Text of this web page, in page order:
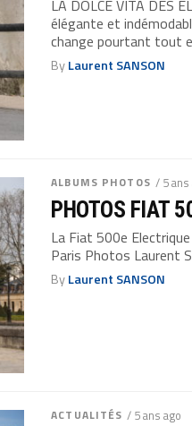
LA DOLCE VITA DES
élégante et
change pourtant tout
ByLaurent SANSON
ALBUMS PHOTOS / 5 ans
PHOTOS FIAT
La Fiat 500e
Paris Photos Laurent
ByLaurent SANSON
ACTUALITÉS / 5 ans ago